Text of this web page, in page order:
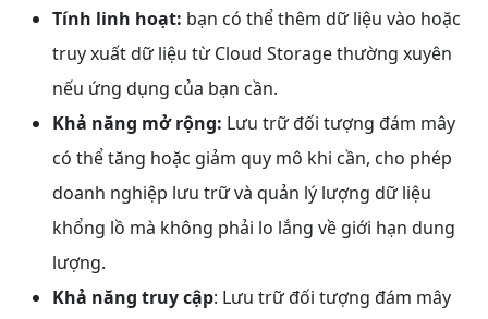
Tính linh hoạt: bạn có thể thêm dữ liệu vào hoặc
truy xuất dữ liệu từ Cloud Storage thường xuyên
nếu ứng dụng của bạn cần.
Khả năng mở rộng: Lưu trữ đối tượng đám mây
có thể tăng hoặc giảm quy mô khi cần, cho phép
doanh nghiệp lưu trữ và quản lý lượng dữ liệu
khổng lồ mà không phải lo lắng về giới hạn dung
lượng.
Khả năng truy cập: Lưu trữ đối tượng đám mây